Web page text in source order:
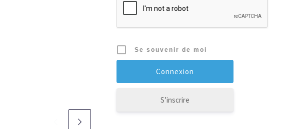
Se souvenir de moi
S’inscrire